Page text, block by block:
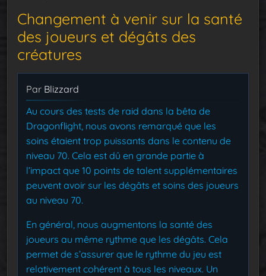
Changement à venir sur la santé
des joueurs et dégâts des
créatures
Par Blizzard
Au cours des tests de raid dans la bêta de
Dragonflight, nous avons remarqué que les
soins étaient trop puissants dans le contenu de
niveau 70. Cela est dû en grande partie à
l’impact que 10 points de talent supplémentaires
peuvent avoir sur les dégâts et soins des joueurs
au niveau 70.
En général, nous augmentons la santé des
joueurs au même rythme que les dégâts. Cela
permet de s’assurer que le rythme du jeu est
relativement cohérent à tous les niveaux. Un